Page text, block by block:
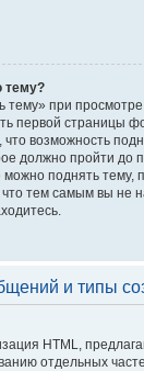
тему?
тему» при
первой страницы
что возможность
должно пройти до
поднять тему,
что тем самым вы не
и типы
HTML,
отдельных